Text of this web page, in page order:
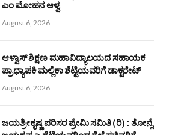
ಎಂ ಮೋಹನ ಆಳ್ವ
August 6, 2026
ಆಳ್ವಾಸ್ ಶಿಕ್ಷಣ ಮಹಾವಿದ್ಯಾಲಯದ ಸಹಾಯಕ
ಪ್ರಾಧ್ಯಾಪಕಿ ಮಲ್ಲಿಕಾ ಶೆಟ್ಟಿಯವರಿಗೆ ಡಾಕ್ಟರೇಟ್
August 6, 2026
ಜಯಶ್ರೀಕೃಷ್ಣ ಪರಿಸರ ಪ್ರೇಮಿ ಸಮಿತಿ (ರಿ) : ತೋನ್ಸೆ